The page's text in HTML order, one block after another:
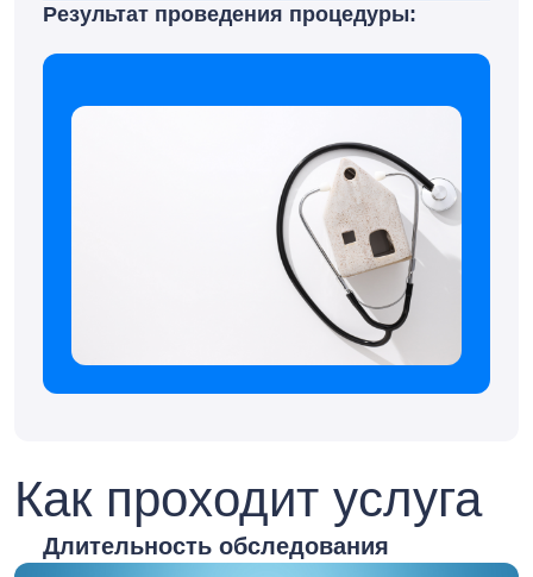
Результат проведения процедуры:
Как проходит услуга
Длительность обследования